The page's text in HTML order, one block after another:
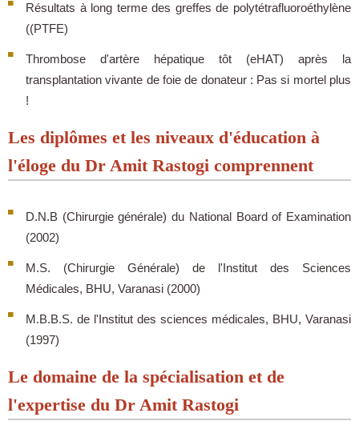
Résultats à long terme des greffes de polytétrafluoroéthylène
((PTFE)
Thrombose d'artère hépatique tôt (eHAT) après la
transplantation vivante de foie de donateur : Pas si mortel plus
!
Les diplômes et les niveaux d'éducation à
l'éloge du Dr Amit Rastogi comprennent
D.N.B (Chirurgie générale) du National Board of Examination
(2002)
M.S. (Chirurgie Générale) de l'Institut des Sciences
Médicales, BHU, Varanasi (2000)
M.B.B.S. de l'Institut des sciences médicales, BHU, Varanasi
(1997)
Le domaine de la spécialisation et de
l'expertise du Dr Amit Rastogi